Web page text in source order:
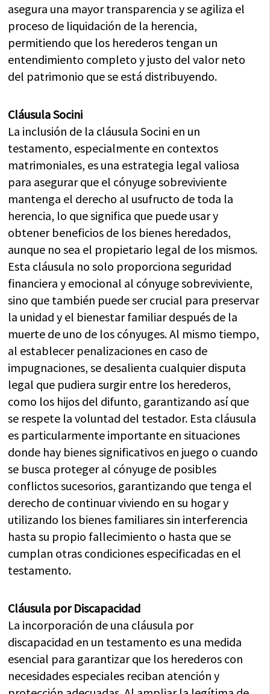
asegura una mayor transparencia y se agiliza el
proceso de liquidación de la herencia,
permitiendo que los herederos tengan un
entendimiento completo y justo del valor neto
del patrimonio que se está distribuyendo.
Cláusula Socini
La inclusión de la cláusula Socini en un
testamento, especialmente en contextos
matrimoniales, es una estrategia legal valiosa
para asegurar que el cónyuge sobreviviente
mantenga el derecho al usufructo de toda la
herencia, lo que significa que puede usar y
obtener beneficios de los bienes heredados,
aunque no sea el propietario legal de los mismos.
Esta cláusula no solo proporciona seguridad
financiera y emocional al cónyuge sobreviviente,
sino que también puede ser crucial para preservar
la unidad y el bienestar familiar después de la
muerte de uno de los cónyuges. Al mismo tiempo,
al establecer penalizaciones en caso de
impugnaciones, se desalienta cualquier disputa
legal que pudiera surgir entre los herederos,
como los hijos del difunto, garantizando así que
se respete la voluntad del testador. Esta cláusula
es particularmente importante en situaciones
donde hay bienes significativos en juego o cuando
se busca proteger al cónyuge de posibles
conflictos sucesorios, garantizando que tenga el
derecho de continuar viviendo en su hogar y
utilizando los bienes familiares sin interferencia
hasta su propio fallecimiento o hasta que se
cumplan otras condiciones especificadas en el
testamento.
Cláusula por Discapacidad
La incorporación de una cláusula por
discapacidad en un testamento es una medida
esencial para garantizar que los herederos con
necesidades especiales reciban atención y